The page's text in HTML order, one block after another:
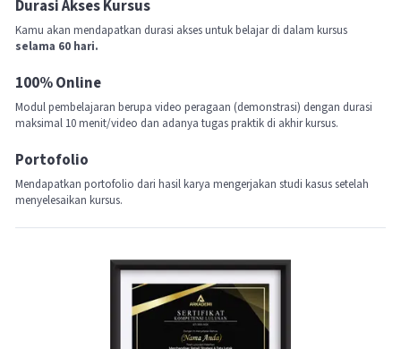
Durasi Akses Kursus
Kamu akan mendapatkan durasi akses untuk belajar di dalam kursus
selama 60 hari.
100% Online
Modul pembelajaran berupa video peragaan (demonstrasi) dengan durasi
maksimal 10 menit/video dan adanya tugas praktik di akhir kursus.
Portofolio
Mendapatkan portofolio dari hasil karya mengerjakan studi kasus setelah
menyelesaikan kursus.